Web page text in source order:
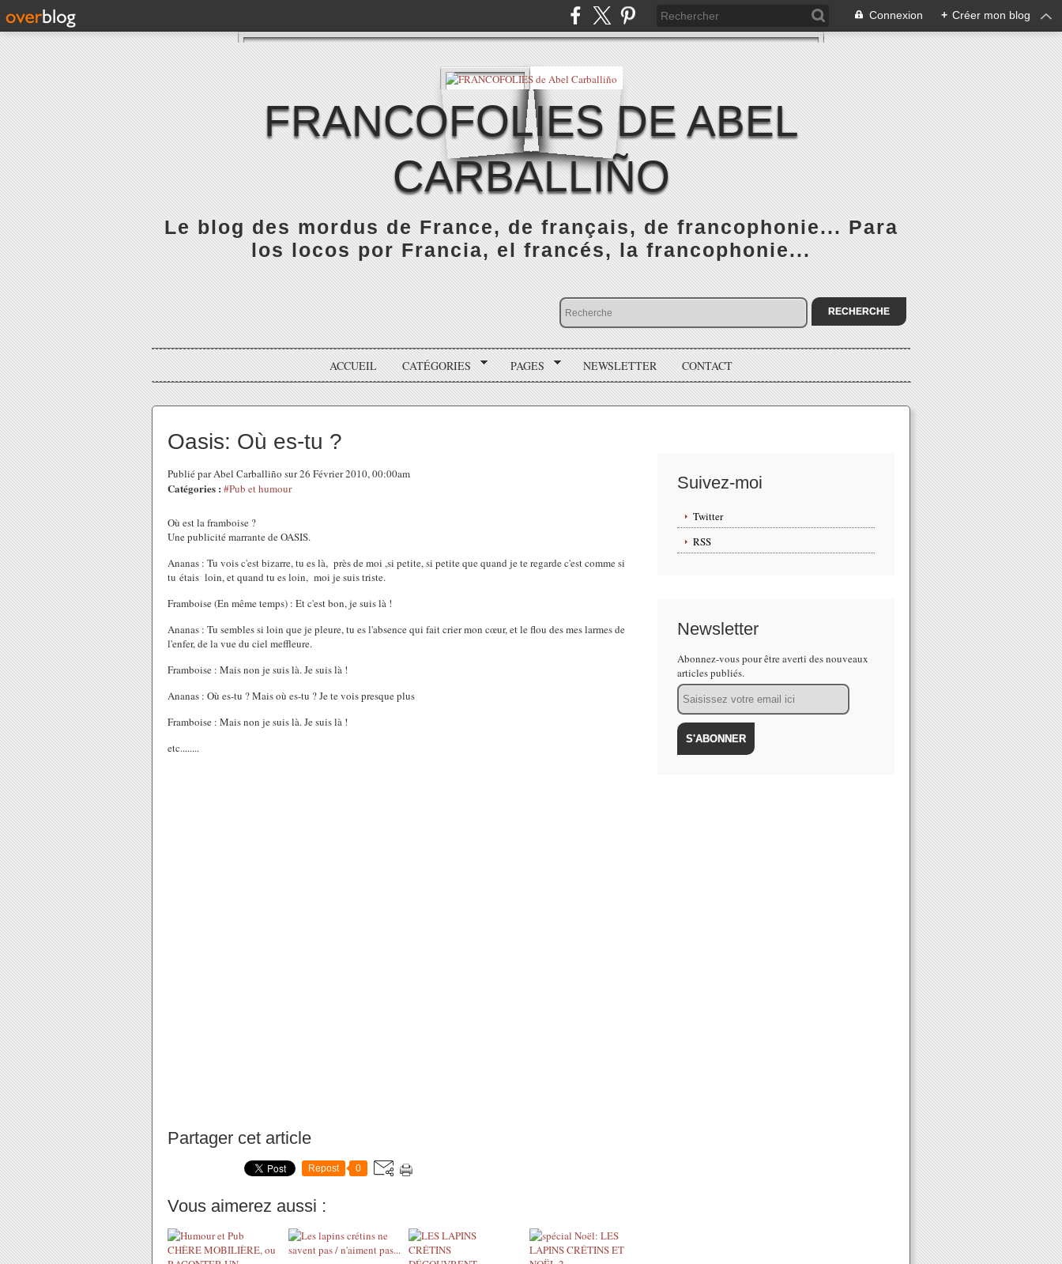
Connexion + Créer mon blog
FRANCOFOLIES DE ABEL
CARBALLIÑO
Le blog des mordus de France, de français, de francophonie... Para
los locos por Francia, el francés, la francophonie...
ACCUEIL CATÉGORIES PAGES NEWSLETTER CONTACT
Oasis: Où es-tu ?
Publié par Abel Carballiño sur 26 Février 2010, 00:00am
Catégories : #Pub et humour
Où est la framboise ?
Une publicité marrante de OASIS.
Ananas : Tu vois c'est bizarre, tu es là, près de moi ,si petite, si petite que quand je te regarde c'est comme si
tu étais loin, et quand tu es loin, moi je suis triste.
Framboise (En même temps) : Et c'est bon, je suis là !
Ananas : Tu sembles si loin que je pleure, tu es l'absence qui fait crier mon cœur, et le flou des mes larmes de
l'enfer, de la vue du ciel meffleure.
Framboise : Mais non je suis là. Je suis là !
Ananas : Où es-tu ? Mais où es-tu ? Je te vois presque plus
Framboise : Mais non je suis là. Je suis là !
etc........
Partager cet article
Repost 0
Vous aimerez aussi :
Suivez-moi
Twitter
RSS
Newsletter
Abonnez-vous pour être averti des nouveaux
articles publiés.
Email